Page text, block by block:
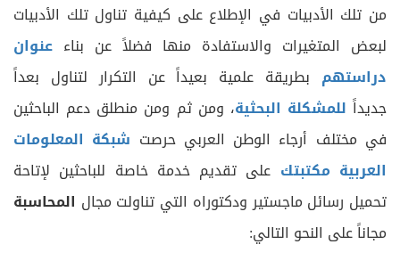
من تلك الأدبيات في الإطلاع على كيفية تناول تلك الأدبيات
لبعض المتغيرات والاستفادة منها فضلاً عن بناء عنوان
دراستهم بطريقة علمية بعيداً عن التكرار لتناول بعداً
جديداً للمشكلة البحثية، ومن ثم ومن منطلق دعم الباحثين
في مختلف أرجاء الوطن العربي حرصت شبكة المعلومات
العربية مكتبتك على تقديم خدمة خاصة للباحثين لإتاحة
تحميل رسائل ماجستير ودكتوراه التي تناولت مجال المحاسبة
مجاناً على النحو التالي: